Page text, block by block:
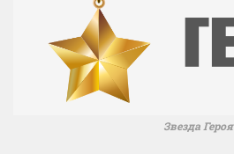
Звезда Героя